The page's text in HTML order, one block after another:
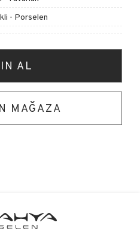
- Porselen
AL
MAĞAZA